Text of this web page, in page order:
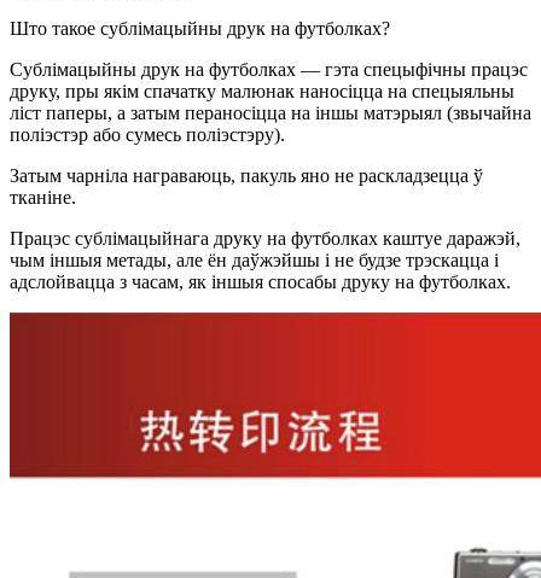
Што такое сублімацыйны друк на футболках?
Сублімацыйны друк на футболках — гэта спецыфічны працэс
друку, пры якім спачатку малюнак наносіцца на спецыяльны
ліст паперы, а затым пераносіцца на іншы матэрыял (звычайна
поліэстэр або сумесь поліэстэру).
Затым чарніла награваюць, пакуль яно не раскладзецца ў
тканіне.
Працэс сублімацыйнага друку на футболках каштуе даражэй,
чым іншыя метады, але ён даўжэйшы і не будзе трэскацца і
адслойвацца з часам, як іншыя спосабы друку на футболках.